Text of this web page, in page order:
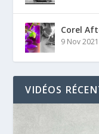
Corel
9 Nov 2021
VIDÉOS